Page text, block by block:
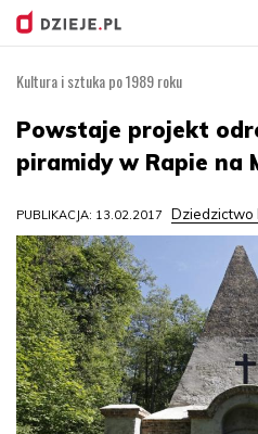
Kultura i sztuka po 1989 roku
Powstaje projekt
piramidy w Rapie na
PUBLIKACJA: 13.02.2017 Dziedzictwo